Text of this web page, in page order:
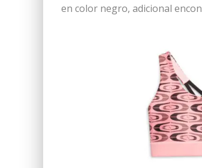
en color negro, adicional